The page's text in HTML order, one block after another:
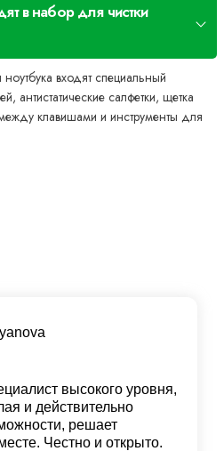
в набор для чистки
входят специальный
антистатические салфетки, щетка
клавишами и инструменты для
высокого уровня,
и действительно
решает
Честно и открыто.